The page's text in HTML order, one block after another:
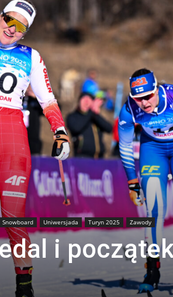
Snowboard Uniwersjada Turyn 2025 Zawody
i